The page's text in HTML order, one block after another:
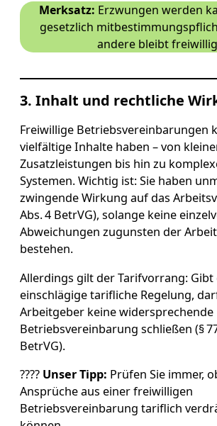
Merksatz: Erzwungen werden
gesetzlich
andere bleibt
3. Inhalt und rechtliche
Freiwillige Betriebsvereinbarungen
vielfältige Inhalte haben – von
Zusatzleistungen bis hin zu
Systemen. Wichtig ist: Sie haben
zwingende Wirkung auf das
Abs. 4 BetrVG), solange keine
Abweichungen zugunsten der
bestehen.
Allerdings gilt der Tarifvorrang: Gibt
einschlägige tarifliche Regelung,
Arbeitgeber keine widersprechende
Betriebsvereinbarung schließen (§
BetrVG).
???? Unser Tipp: Prüfen Sie immer,
Ansprüche aus einer freiwilligen
Betriebsvereinbarung tariflich